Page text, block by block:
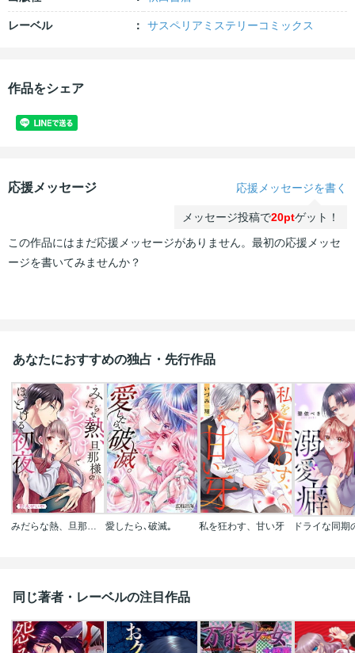
レーベル サスペリアミステリーコミックス
作品をシェア
応援メッセージ 応援メッセージを書く
メッセージ投稿で20ptゲット！
この作品にはまだ応援メッセージがありません。最初の応援メッセ
ージを書いてみませんか？
あなたにおすすめの独占・先行作品
愛したら､破滅｡ 私を狂わす、甘い牙
同じ著者・レーベルの注目作品